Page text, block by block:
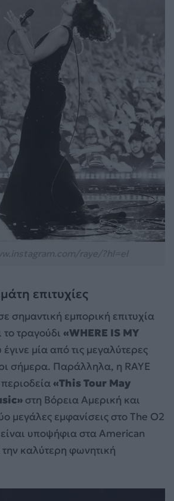
επιτυχίες
σημαντική εμπορική επιτυχία
τραγούδι «WHERE IS MY
έγινε μία από τις μεγαλύτερες
σήμερα. Παράλληλα, η RAYE
«This Tour May
στη Βόρεια Αμερική και
μεγάλες εμφανίσεις στο The O2
υποψήφια στα American
καλύτερη φωνητική